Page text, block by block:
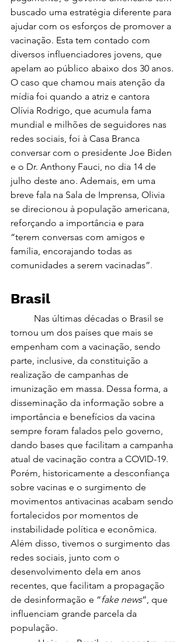
buscado uma estratégia diferente para
ajudar com os esforços de promover a
vacinação. Esta tem contado com
diversos influenciadores jovens, que
apelam ao público abaixo dos 30 anos.
O caso que chamou mais atenção da
mídia foi quando a atriz e cantora
Olívia Rodrigo, que acumula fama
mundial e milhões de seguidores nas
redes sociais, foi à Casa Branca
conversar com o presidente Joe Biden
e o Dr. Anthony Fauci, no dia 14 de
julho deste ano. Ademais, em uma
breve fala na Sala de Imprensa, Olivia
se direcionou à população americana,
reforçando a importância e para
“terem conversas com amigos e
família, encorajando todas as
comunidades a serem vacinadas”.
Brasil
tornou um dos países que mais se
empenham com a vacinação, sendo
parte, inclusive, da constituição a
realização de campanhas de
imunização em massa. Dessa forma, a
disseminação da informação sobre a
importância e benefícios da vacina
sempre foram falados pelo governo,
dando bases que facilitam a campanha
atual de vacinação contra a COVID-19.
Porém, historicamente a desconfiança
sobre vacinas e o surgimento de
movimentos antivacinas acabam sendo
fortalecidos por momentos de
instabilidade política e econômica.
Além disso, tivemos o surgimento das
redes sociais, junto com o
desenvolvimento dela em anos
recentes, que facilitam a propagação
de desinformação e “fake news”, que
influenciam grande parcela da
população.